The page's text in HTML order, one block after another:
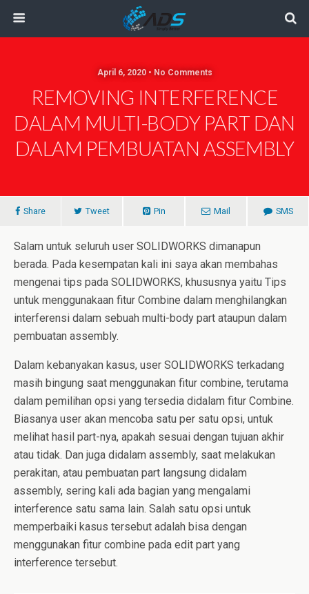
April 6, 2020 • No Comments
REMOVING INTERFERENCE
DALAM MULTI-BODY PART DAN
DALAM PEMBUATAN ASSEMBLY
Share Tweet Pin Mail SMS
Salam untuk seluruh user SOLIDWORKS dimanapun
berada. Pada kesempatan kali ini saya akan membahas
mengenai tips pada SOLIDWORKS, khususnya yaitu Tips
untuk menggunakaan fitur Combine dalam menghilangkan
interferensi dalam sebuah multi-body part ataupun dalam
pembuatan assembly.
Dalam kebanyakan kasus, user SOLIDWORKS terkadang
masih bingung saat menggunakan fitur combine, terutama
dalam pemilihan opsi yang tersedia didalam fitur Combine.
Biasanya user akan mencoba satu per satu opsi, untuk
melihat hasil part-nya, apakah sesuai dengan tujuan akhir
atau tidak. Dan juga didalam assembly, saat melakukan
perakitan, atau pembuatan part langsung didalam
assembly, sering kali ada bagian yang mengalami
interference satu sama lain. Salah satu opsi untuk
memperbaiki kasus tersebut adalah bisa dengan
menggunakan fitur combine pada edit part yang
interference tersebut.